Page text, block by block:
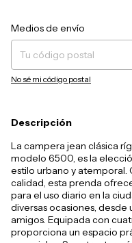
Entregas para el CP:
Medios de envío
No sé mi código postal
Descripción
La campera jean clásica
modelo 6500, es la
estilo urbano y
calidad, esta prenda
para el uso diario en la
diversas ocasiones, desde
amigos. Equipada con
proporciona un espacio